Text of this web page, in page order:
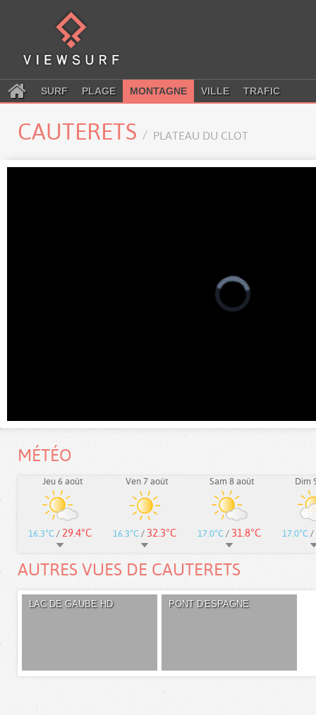
SURF PLAGE MONTAGNE VILLE TRAFIC
CAUTERETS PLATEAU DU CLOT
MÉTÉO
Jeu 6 août
16.3°C / 29.4°C
Ven 7 août
16.3°C / 32.3°C
Sam 8 août
17.0°C / 31.8°C
Dim
17.0°C /
AUTRES VUES DE CAUTERETS
LAC DE GAUBE HD PONT D'ESPAGNE